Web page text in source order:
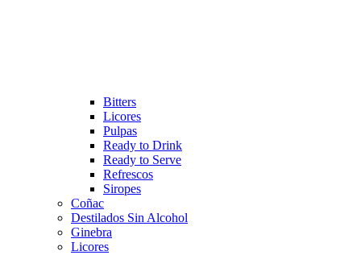
Bitters
Licores
Pulpas
Ready to Drink
Ready to Serve
Refrescos
Siropes
Coñac
Destilados Sin Alcohol
Ginebra
Licores